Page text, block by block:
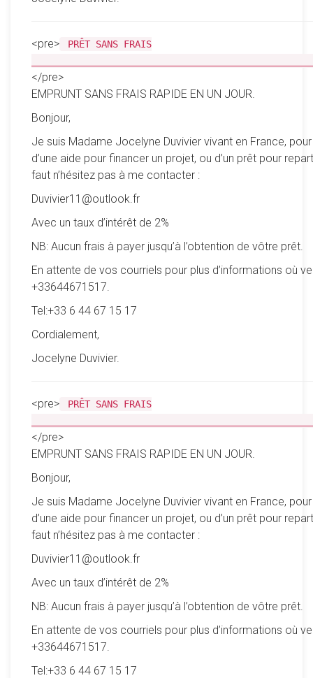
<pre>
PRÊT SANS FRAIS
</pre>
EMPRUNT SANS FRAIS RAPIDE EN UN JOUR.
Bonjour,
Je suis Madame Jocelyne Duvivier vivant en France,
d’une aide pour financer un projet, ou d’un prêt pour
faut n’hésitez pas à me contacter :
Duvivier11@outlook.fr
Avec un taux d’intérêt de 2%
NB: Aucun frais à payer jusqu’à l’obtention de vôtre prêt.
En attente de vos courriels pour plus d’informations où
+33644671517.
Tel:+33 6 44 67 15 17
Cordialement,
Jocelyne Duvivier.
<pre>
PRÊT SANS FRAIS
</pre>
EMPRUNT SANS FRAIS RAPIDE EN UN JOUR.
Bonjour,
Je suis Madame Jocelyne Duvivier vivant en France,
d’une aide pour financer un projet, ou d’un prêt pour
faut n’hésitez pas à me contacter :
Duvivier11@outlook.fr
Avec un taux d’intérêt de 2%
NB: Aucun frais à payer jusqu’à l’obtention de vôtre prêt.
En attente de vos courriels pour plus d’informations où
+33644671517.
Tel:+33 6 44 67 15 17